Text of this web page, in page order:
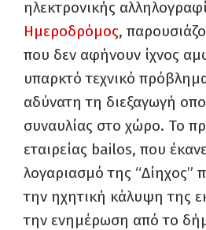
ηλεκτρονικής
Ημεροδρόμος,
που δεν αφήνουν ίχνος
υπαρκτό τεχνικό
αδύνατη τη διεξαγωγή
συναυλίας στο χώρο. Το
εταιρείας bailos, που
λογαριασμό της “Δίηχος”
την ηχητική κάλυψη της
την ενημέρωση από το